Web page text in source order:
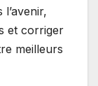
et corriger
meilleurs